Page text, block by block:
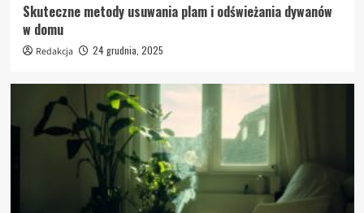
Skuteczne metody usuwania plam i odświeżania dywanów
w domu
Redakcja 24 grudnia, 2025